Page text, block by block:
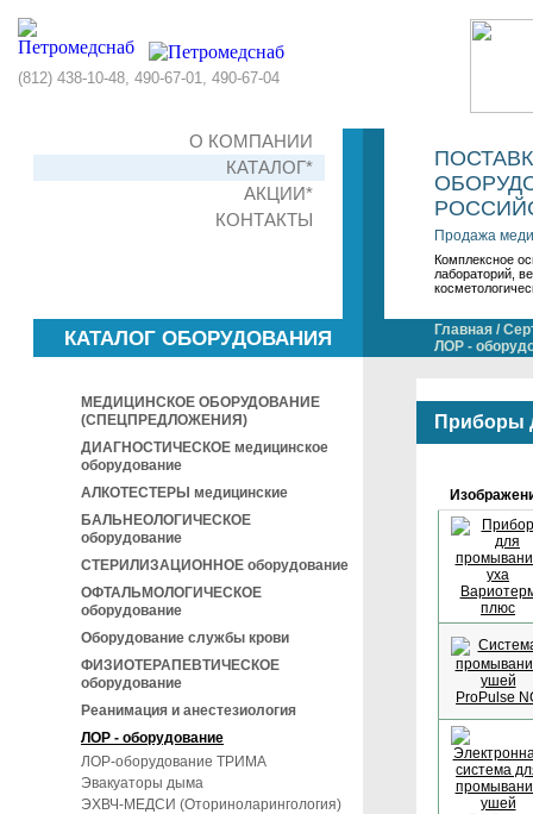
(812) 438-10-48, 490-67-01, 490-67-04
О КОМПАНИИ
КАТАЛОГ*
АКЦИИ*
КОНТАКТЫ
Продажа
Комплексное
лабораторий,
КАТАЛОГ ОБОРУДОВАНИЯ
МЕДИЦИНСКОЕ ОБОРУДОВАНИЕ
(СПЕЦПРЕДЛОЖЕНИЯ)
ДИАГНОСТИЧЕСКОЕ медицинское
оборудование
АЛКОТЕСТЕРЫ медицинские
БАЛЬНЕОЛОГИЧЕСКОЕ
оборудование
СТЕРИЛИЗАЦИОННОЕ оборудование
ОФТАЛЬМОЛОГИЧЕСКОЕ
оборудование
Оборудование службы крови
ФИЗИОТЕРАПЕВТИЧЕСКОЕ
оборудование
Реанимация и анестезиология
ЛОР - оборудование
ЛОР-оборудование ТРИМА
Эвакуаторы дыма
ЭХВЧ-МЕДСИ (Оториноларингология)
Главная /
ЛОР -
Приборы